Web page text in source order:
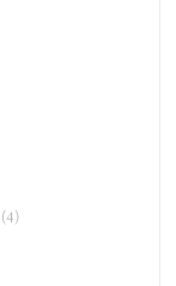
(4)